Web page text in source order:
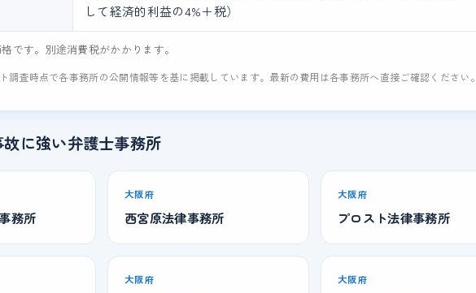
して経済的利益の4%＋税）
です。別途消費税がかかります。
調査時点で各事務所の公開情報等を基に掲載しています。最新の費用は各事務所へ直接ご確認ください。
に強い弁護士事務所
務所
大阪府
西宮原法律事務所
大阪府
プロスト法律事務所
大阪府 大阪府